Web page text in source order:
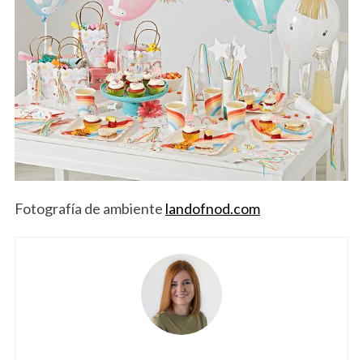
Fotografía de ambiente landofnod.com